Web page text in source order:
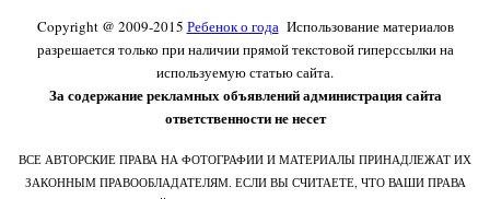
Copyright @ 2009-2015 Ребенок о годаИспользование материалов
разрешается только при наличии прямой текстовой гиперссылки на
используемую статью сайта.
За содержание рекламных объявлений администрация сайта
ответственности не несет
ВСЕ АВТОРСКИЕ ПРАВА НА ФОТОГРАФИИ И МАТЕРИАЛЫ ПРИНАДЛЕЖАТ ИХ
ЗАКОННЫМ ПРАВООБЛАДАТЕЛЯМ. ЕСЛИ ВЫ СЧИТАЕТЕ, ЧТО ВАШИ ПРАВА